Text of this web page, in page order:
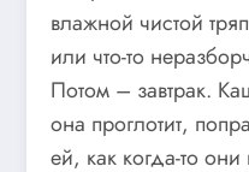
влажной чистой
или что-то
Потом – завтрак.
она проглотит,
ей, как когда-то